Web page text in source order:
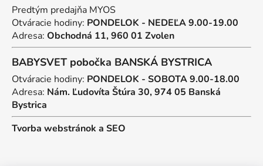
Predtým predajňa MYOS
Otváracie hodiny: PONDELOK - NEDEĽA 9.00-19.00
Adresa: Obchodná 11, 960 01 Zvolen
BABYSVET pobočka BANSKÁ BYSTRICA
Otváracie hodiny: PONDELOK - SOBOTA 9.00-18.00
Adresa: Nám. Ľudovíta Štúra 30, 974 05 Banská
Bystrica
Tvorba webstránok a SEO